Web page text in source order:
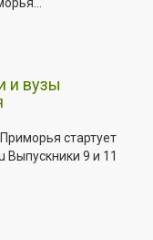
и вузы
стартует
9 и 11